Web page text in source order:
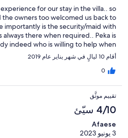
for our stay in the villa.. so
owners too welcomed us back to
importantly is the security/maid with
always there when required.. Peka is
indeed who is willing to help when
is the cool aircon that shuts the ugly
clean floor.. and yes... I will always
Uili’s Farmhouse as I enjoyed my stay.
أقام 10 ليالٍ في شهر يناير عام 2019
0
تقييم موثَّق
4/10 سيّئ
Afaese
3 يونيو 2023